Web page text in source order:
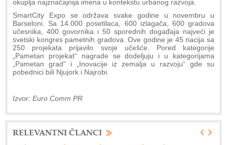
okuplja najznačajnija imena u kontekstu urbanog razvoja.
SmartCity Expo se održava svake godine u novembru u
Barseloni. Sa 14.000 posetilaca, 600 izlagača, 600 gradova
učesnika, 400 govornika i 50 sporednih događaja najveći je
svetski kongres pametnih gradova. Ove godine je 45 nacija sa
250 projekata prijavilo svoje učešće. Pored kategorije
„Pametan projekat“ nagrade se dodeljuju i u kategorijama
„Pametan grad“ i „Inovacije iz zemalja u razvoju“ gde su
pobednici bili Njujork i Najrobi.
Izvor: Euro Comm PR
RELEVANTNI ČLANCI